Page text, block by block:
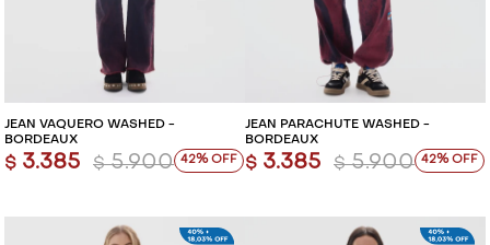
JEAN VAQUERO WASHED -
BORDEAUX
$ 3.385 $ 5.900 42
JEAN PARACHUTE WASHED -
BORDEAUX
$ 3.385 $ 5.900 42
VESTIDOS Y MONOS
CAMISAS Y BLUSAS
SHORTS Y FALDAS
VESTIDOS Y MONOS
CAMISAS Y BLUSAS
SHORTS Y FALDAS